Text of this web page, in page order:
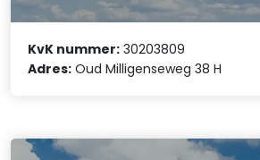
KvK nummer: 30203809
Adres: Oud Milligenseweg 38 H